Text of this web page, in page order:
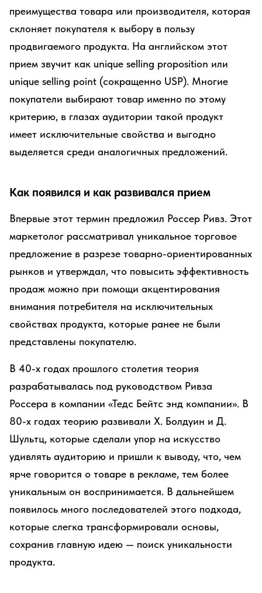
преимущества товара или производителя, которая
склоняет покупателя к выбору в пользу
продвигаемого продукта. На английском этот
прием звучит как unique selling proposition или
unique selling point (сокращенно USP). Многие
покупатели выбирают товар именно по этому
критерию, в глазах аудитории такой продукт
имеет исключительные свойства и выгодно
выделяется среди аналогичных предложений.
Как появился и как развивался прием
Впервые этот термин предложил Россер Ривз. Этот
маркетолог рассматривал уникальное торговое
предложение в разрезе товарно-ориентированных
рынков и утверждал, что повысить эффективность
продаж можно при помощи акцентирования
внимания потребителя на исключительных
свойствах продукта, которые ранее не были
представлены покупателю.
В 40-х годах прошлого столетия теория
разрабатывалась под руководством Ривза
Россера в компании «Тедс Бейтс энд компании». В
80-х годах теорию развивали Х. Болдуин и Д.
Шультц, которые сделали упор на искусство
удивлять аудиторию и пришли к выводу, что, чем
ярче говорится о товаре в рекламе, тем более
уникальным он воспринимается. В дальнейшем
появилось много последователей этого подхода,
которые слегка трансформировали основы,
сохранив главную идею — поиск уникальности
продукта.